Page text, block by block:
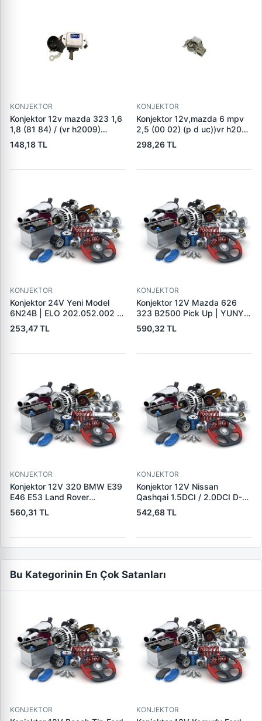
KONJEKTOR
Konjektor 12v mazda 323 1,6
1,8 (81 84) / (vr h2009)
a001t33076
148,18 TL
KONJEKTOR
Konjektor 12v,mazda 6 mpv
2,5 (00 02) (p d uc))vr h2009
100 a866x46572
gy0118w70
298,26 TL
KONJEKTOR
Konjektor 24V Yeni Model
6N24B | ELO 202.052.002 |
OEM 9190110032
9190331303 CRE30104AS
CQ1010539 VRF110A
253,47 TL
KONJEKTOR
Konjektor 12V Mazda 626
323 B2500 Pick Up | YUNYI
06-050 | OEM 23127VB310
231150V010
590,32 TL
KONJEKTOR
Konjektor 12V 320 BMW E39
E46 E53 Land Rover
Freelander 2.0 TD4 | YUNYI
08-033 | OEM 12317501749
560,31 TL
KONJEKTOR
Konjektor 12V Nissan
Qashqai 1.5DCI / 2.0DCI D-S-
L Uc Nissan 10-Trail
2.0DCI/Renault Koleos Jeep
OEM 23215BC40A
23215JG71A
542,68 TL
Bu Kategorinin En Çok Satanları
KONJEKTOR KONJEKTOR